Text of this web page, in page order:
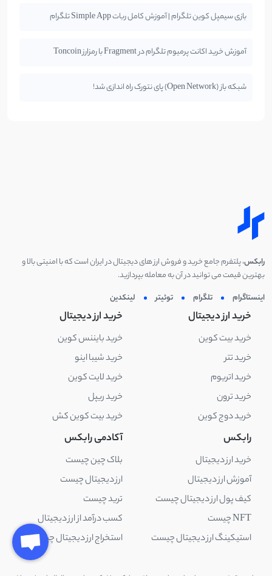
بازی سیمپل کوین تلگرام | آموزش کامل ربات Simple App تلگرام
آموزش خرید اکانت پرمیوم تلگرام در Fragment با رمزارز Toncoin
شبکه باز (Open Network) پای نتورک راه اندازی شد!
رابکس، پلتفرم جامع خرید و فروش ارز های دیجیتال در ایران است که با امنیتی بالا و
بهترین قیمت می توانید در آن به معامله بپردازید.
اینستاگرام
تلگرام توئیتر لینکدین
خرید ارز دیجیتال
خرید بیت کوین
خرید تتر
خرید اتریوم
خرید ترون
خرید دوج کوین
خرید ارز دیجیتال
خرید بایننس کوین
خرید شیبا اینو
خرید لایت کوین
خرید ریپل
خرید بیت کوین کش
رابکس
خرید ارز دیجیتال
آموزش ارز دیجیتال
کیف پول ارز دیجیتال چیست
NFT چیست
استیکینگ ارز دیجیتال چیست
آکادمی رابکس
بلاک چین چیست
ارز دیجیتال چیست
ترید چیست
کسب درآمد از ارز دیجیتال
استخراج ارز دیجیتال چیست